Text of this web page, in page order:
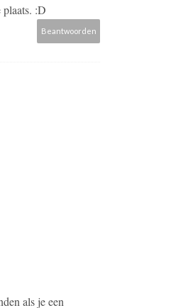
plaats. :D
Beantwoorden
als je een